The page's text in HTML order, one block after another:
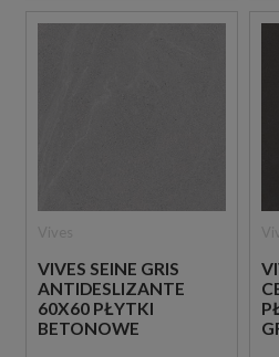
VIVES SEINE GRIS
ANTIDESLIZANTE
60X60 PŁYTKI
BETONOWE